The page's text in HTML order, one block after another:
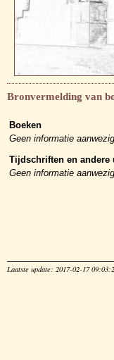
Bronvermelding van
Boeken
Geen informatie aanwezig
Tijdschriften en andere
Geen informatie aanwezig
Laatste update: 2017-02-17